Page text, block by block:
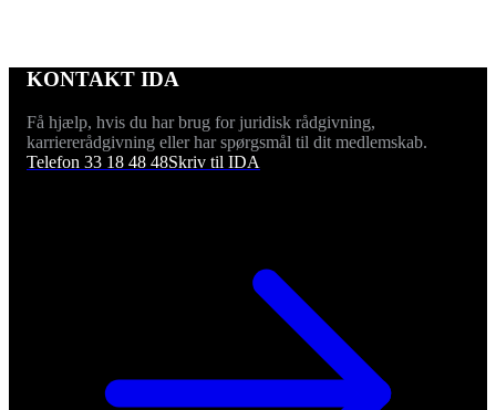
KONTAKT IDA
Få hjælp, hvis du har brug for juridisk rådgivning,
karriererådgivning eller har spørgsmål til dit medlemskab.
Telefon 33 18 48 48Skriv til IDA